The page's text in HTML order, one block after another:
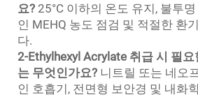
요? 25°C 이하의 온도 유지, 불투
인 MEHQ 농도 점검 및 적절한 환
다.
2-Ethylhexyl Acrylate 취급 시 필
는 무엇인가요? 니트릴 또는 네오
인 호흡기, 전면형 보안경 및 내화